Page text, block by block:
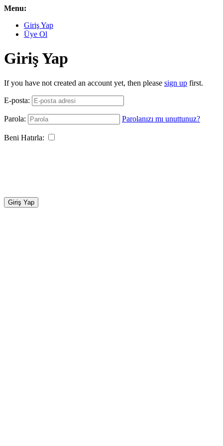
Menu:
Giriş Yap
Üye Ol
Giriş Yap
If you have not created an account yet, then please sign up first.
E-posta:
Parola: Parolanızı mı unuttunuz?
Beni Hatırla:
Giriş Yap